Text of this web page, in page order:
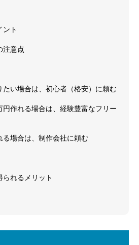
ント
注意点
たい場合は、初心者（格安）に頼む
円作れる場合は、経験豊富なフリー
る場合は、制作会社に頼む
られるメリット